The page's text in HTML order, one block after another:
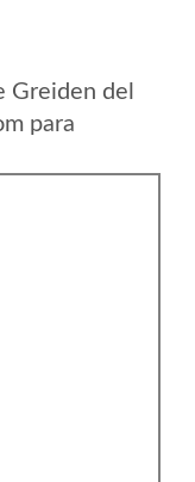
Greiden del
para